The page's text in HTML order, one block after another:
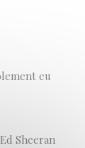
eu
Sheeran